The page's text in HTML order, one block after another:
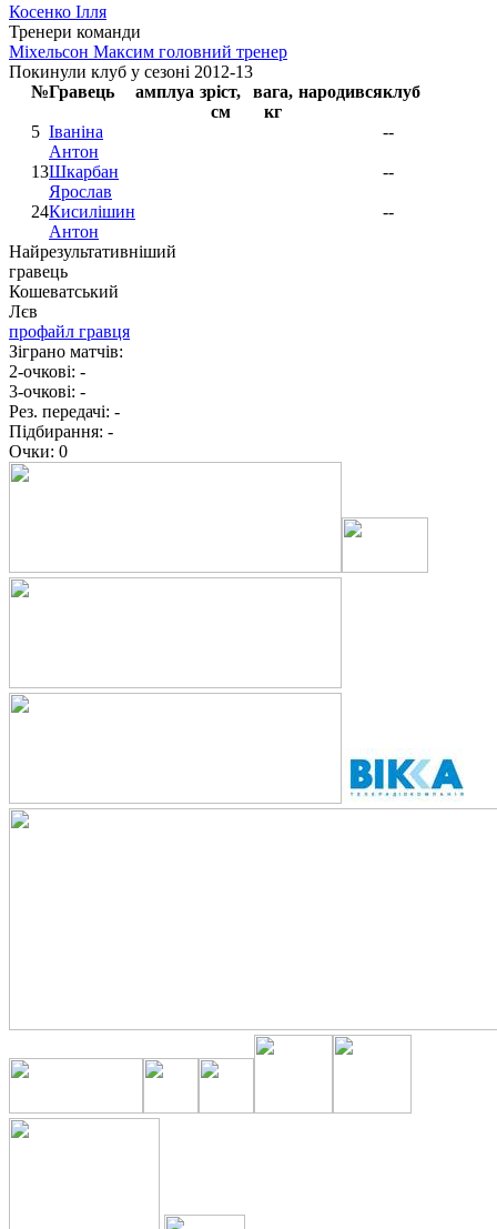
Косенко Ілля
Тренери команди
Міхельсон Максим головний тренер
Покинули клуб у сезоні 2012-13
№Гравець амплуа зріст,
см
вага,
кг
народивсяклуб
5 Іваніна
Антон
--
13Шкарбан
Ярослав
--
24Кисилішин
Антон
--
Найрезультативніший
гравець
Кошеватський
Лєв
профайл гравця
Зіграно матчів:
2-очкові: -
3-очкові: -
Рез. передачі: -
Підбирання: -
Очки: 0